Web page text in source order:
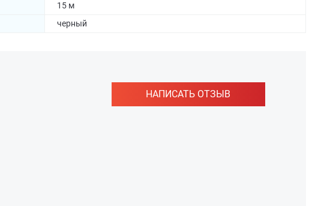
15 м
черный
НАПИСАТЬ ОТЗЫВ